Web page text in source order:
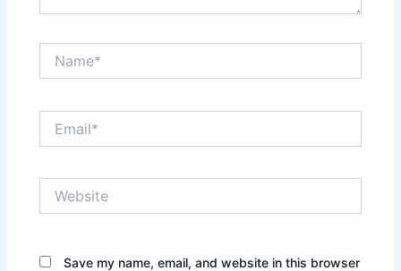
Save my name, email, and website in this browser